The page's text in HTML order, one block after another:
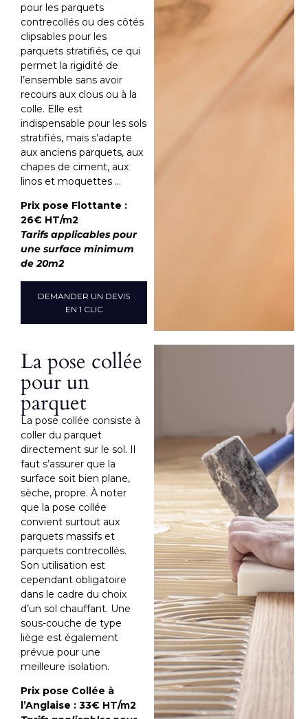
pour les parquets
contrecollés ou des côtés
clipsables pour les
parquets stratifiés, ce qui
permet la rigidité de
l’ensemble sans avoir
recours aux clous ou à la
colle. Elle est
indispensable pour les sols
stratifiés, mais s’adapte
aux anciens parquets, aux
chapes de ciment, aux
linos et moquettes …
Prix pose Flottante :
26€ HT/m2
Tarifs applicables pour
une surface minimum
de 20m2
DEMANDER UN DEVIS
EN 1 CLIC
La pose collée
pour un
parquet
La pose collée consiste à
coller du parquet
directement sur le sol. Il
faut s’assurer que la
surface soit bien plane,
sèche, propre. À noter
que la pose collée
convient surtout aux
parquets massifs et
parquets contrecollés.
Son utilisation est
cependant obligatoire
dans le cadre du choix
d’un sol chauffant. Une
sous-couche de type
liège est également
prévue pour une
meilleure isolation.
Prix pose Collée à
l’Anglaise : 33€ HT/m2